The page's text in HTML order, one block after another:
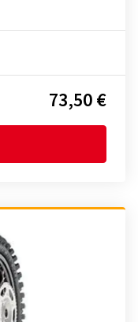
73,50 €